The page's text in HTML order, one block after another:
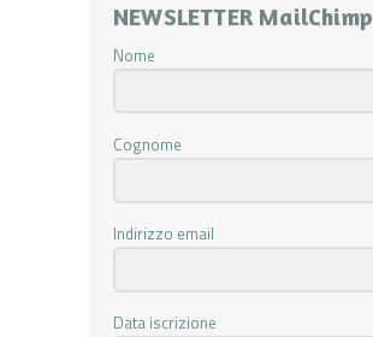
NEWSLETTER MailChimp
Nome
Cognome
Indirizzo email
Data iscrizione